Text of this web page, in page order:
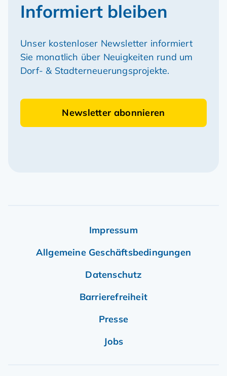
Informiert bleiben
Unser kostenloser Newsletter informiert
Sie monatlich über Neuigkeiten rund um
Dorf- & Stadterneuerungsprojekte.
Newsletter abonnieren
Impressum
Allgemeine Geschäftsbedingungen
Datenschutz
Barrierefreiheit
Presse
Jobs